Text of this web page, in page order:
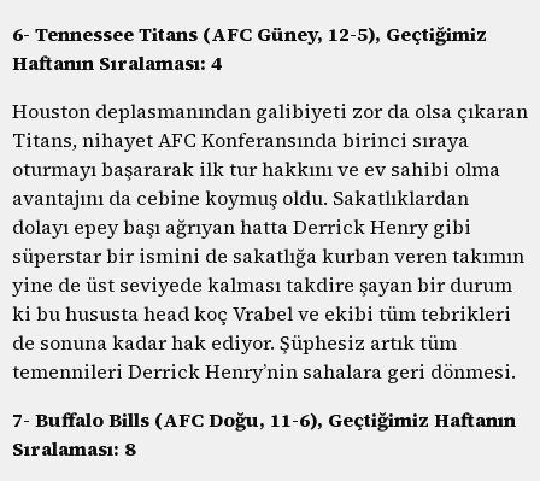
6- Tennessee Titans (AFC Güney, 12-5), Geçtiğimiz
Haftanın Sıralaması: 4
Houston deplasmanından galibiyeti zor da olsa çıkaran
Titans, nihayet AFC Konferansında birinci sıraya
oturmayı başararak ilk tur hakkını ve ev sahibi olma
avantajını da cebine koymuş oldu. Sakatlıklardan
dolayı epey başı ağrıyan hatta Derrick Henry gibi
süperstar bir ismini de sakatlığa kurban veren takımın
yine de üst seviyede kalması takdire şayan bir durum
ki bu hususta head koç Vrabel ve ekibi tüm tebrikleri
de sonuna kadar hak ediyor. Şüphesiz artık tüm
temennileri Derrick Henry’nin sahalara geri dönmesi.
7- Buffalo Bills (AFC Doğu, 11-6), Geçtiğimiz Haftanın
Sıralaması: 8